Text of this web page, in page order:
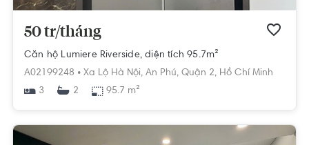
50 tr/tháng
Căn hộ Lumiere Riverside, diện tích 95.7m²
A02199248 • Xa Lộ Hà Nội, An Phú, Quận 2, Hồ Chí Minh
3
2 95.7 m²